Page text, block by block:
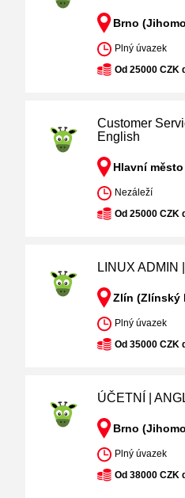
Brno
Plný úvazek
Od 25000 CZK
Customer
English
Hlavní
Nezáleží
Od 25000 CZK
LINUX ADMIN
Zlín (Zlínský
Plný úvazek
Od 35000 CZK
ÚČETNÍ |
Brno
Plný úvazek
Od 38000 CZK